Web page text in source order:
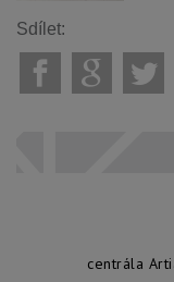
Sdílet:
centrála